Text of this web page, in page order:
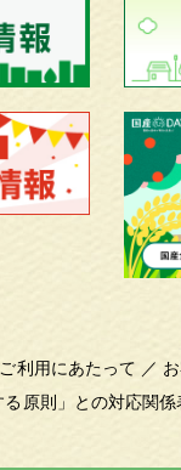
利用にあたって ／
原則」との対応関係